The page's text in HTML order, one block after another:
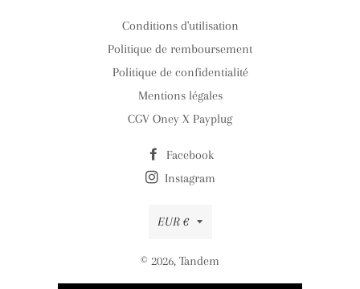
Conditions d'utilisation
Politique de remboursement
Politique de confidentialité
Mentions légales
CGV Oney X Payplug
Facebook
Instagram
Devise
EUR €
© 2026, Tandem